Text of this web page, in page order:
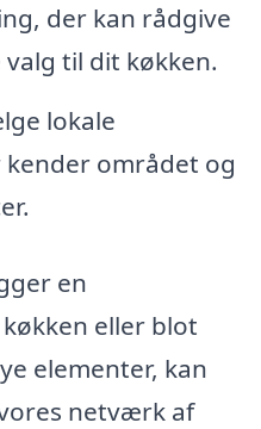
der kan rådgive
til dit køkken.
lokale
området og
en
eller blot
elementer, kan
netværk af